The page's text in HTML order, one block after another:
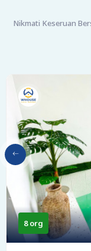
Nikmati Keseruan
8 org